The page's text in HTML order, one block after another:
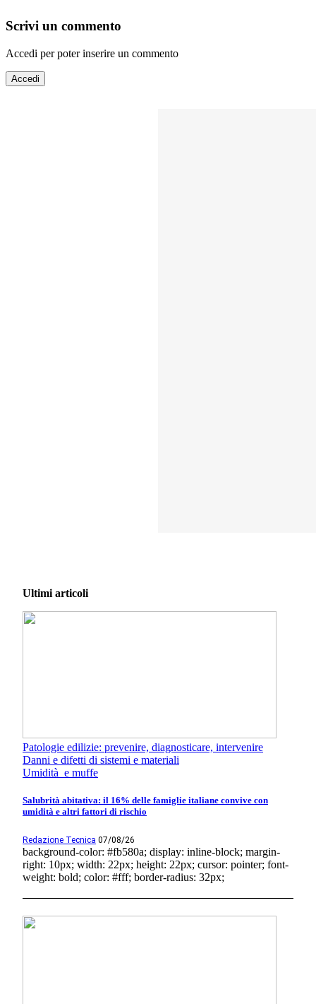
Scrivi un commento
Accedi per poter inserire un commento
Accedi
Ultimi articoli
Patologie edilizie: prevenire, diagnosticare, intervenire
Danni e difetti di sistemi e materiali
Umidità e muffe
Salubrità abitativa: il 16% delle famiglie italiane convive con
umidità e altri fattori di rischio
Redazione Tecnica 07/08/26
background-color: #fb580a; display: inline-block; margin-
right: 10px; width: 22px; height: 22px; cursor: pointer; font-
weight: bold; color: #fff; border-radius: 32px;